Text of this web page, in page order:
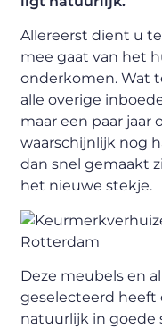
Allereerst dient u
mee gaat van het
onderkomen. Wat
alle overige
maar een paar jaar
waarschijnlijk nog
dan snel gemaakt
het nieuwe stekje.
Deze meubels en
geselecteerd
natuurlijk in goede